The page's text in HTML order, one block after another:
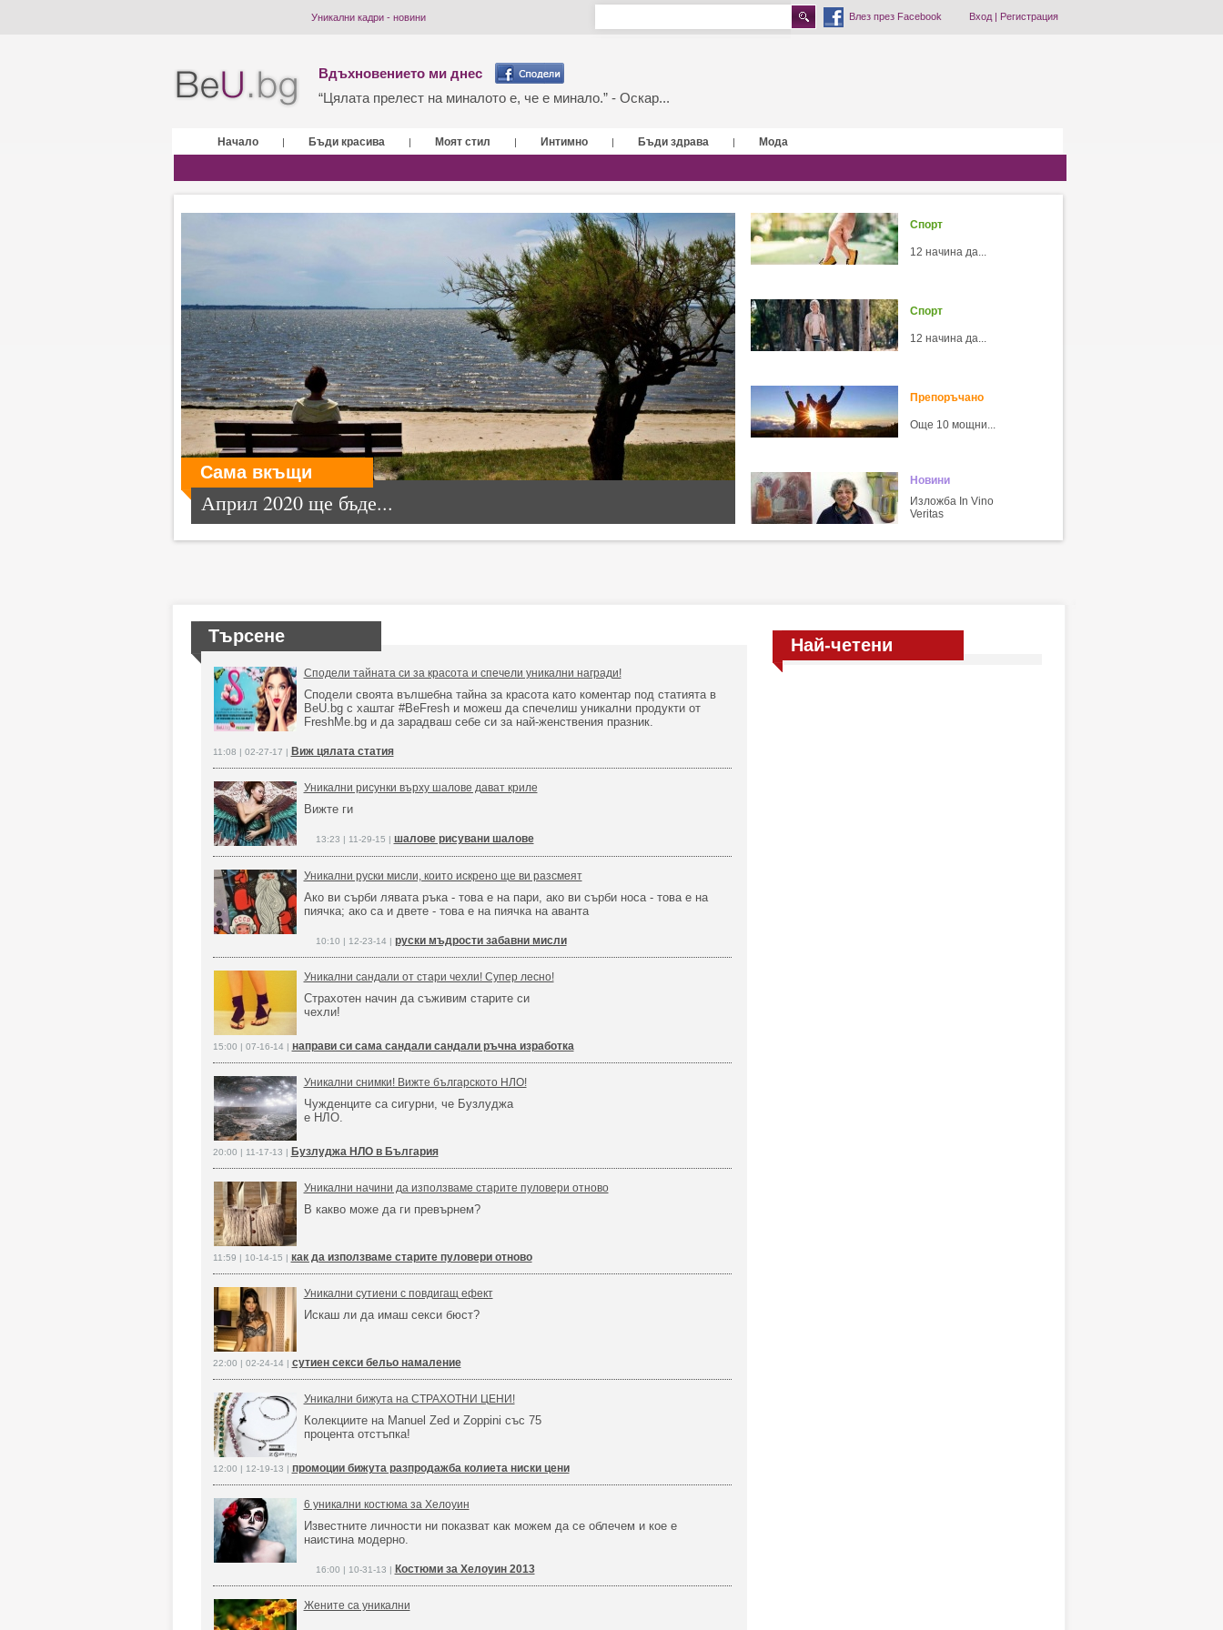
Уникални кадри - новини Влез през Facebook Вход| Регистрация
Вдъхновението ми днес
“Цялата прелест на миналото е, че е минало.” - Оскар...
Начало | Бъди красива | Моят стил | Интимно | Бъди здрава | Мода
Сама вкъщи
Април 2020 ще бъде...
Спорт
12 начина да...
Спорт
12 начина да...
Препоръчано
Още 10 мощни...
Новини
Изложба In Vino
Veritas
Търсене
Сподели тайната си за красота и спечели уникални награди!
Сподели своята вълшебна тайна за красота като коментар под статията в
BeU.bg с хаштаг #BeFresh и можеш да спечелиш уникални продукти от
FreshMe.bg и да зарадваш себе си за най-женствения празник.
11:08 | 02-27-17 | Виж цялата статия
Уникални рисунки върху шалове дават криле
Вижте ги
13:23 | 11-29-15 | шалове рисувани шалове
Уникални руски мисли, които искрено ще ви разсмеят
Ако ви сърби лявата ръка - това е на пари, ако ви сърби носа - това е на
пиячка; ако са и двете - това е на пиячка на аванта
10:10 | 12-23-14 | руски мъдрости забавни мисли
Уникални сандали от стари чехли! Супер лесно!
Страхотен начин да съживим старите си
чехли!
15:00 | 07-16-14 | направи си сама сандали сандали ръчна изработка
Уникални снимки! Вижте българското НЛО!
Чужденците са сигурни, че Бузлуджа
е НЛО.
20:00 | 11-17-13 | Бузлуджа НЛО в България
Уникални начини да използваме старите пуловери отново
В какво може да ги превърнем?
11:59 | 10-14-15 | как да използваме старите пуловери отново
Уникални сутиени с повдигащ ефект
Искаш ли да имаш секси бюст?
22:00 | 02-24-14 | сутиен секси бельо намаление
Уникални бижута на СТРАХОТНИ ЦЕНИ!
Колекциите на Manuel Zed и Zoppini със 75
процента отстъпка!
12:00 | 12-19-13 | промоции бижута разпродажба колиета ниски цени
6 уникални костюма за Хелоуин
Известните личности ни показват как можем да се облечем и кое е
наистина модерно.
16:00 | 10-31-13 | Костюми за Хелоуин 2013
Жените са уникални
Най-четени